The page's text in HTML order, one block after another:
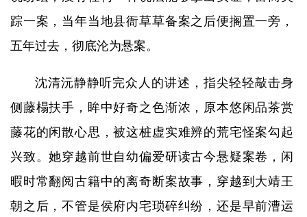
踪一案，当年当地县衙草草备案之后便搁置一旁，
五年过去，彻底沦为悬案。
沈清沅静静听完众人的讲述，指尖轻轻敲击身
侧藤榻扶手，眸中好奇之色渐浓，原本悠闲品茶赏
藤花的闲散心思，被这桩虚实难辨的荒宅怪案勾起
兴致。她穿越前世自幼偏爱研读古今悬疑案卷，闲
暇时常翻阅古籍中的离奇断案故事，穿越到大靖王
朝之后，不管是侯府内宅琐碎纠纷，还是早前漕运